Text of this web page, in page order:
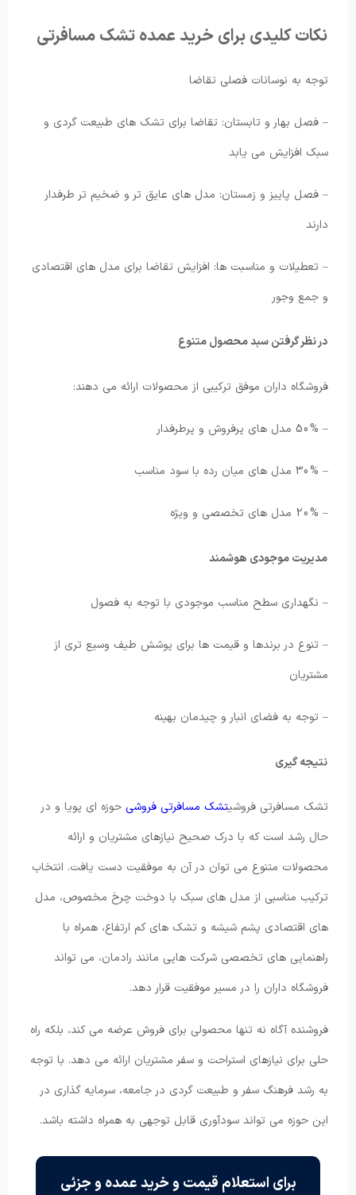
نکات کلیدی برای خرید عمده تشک مسافرتی
توجه به نوسانات فصلی تقاضا
– فصل بهار و تابستان: تقاضا برای تشک های طبیعت گردی و
سبک افزایش می یابد
– فصل پاییز و زمستان: مدل های عایق تر و ضخیم تر طرفدار
دارند
– تعطیلات و مناسبت ها: افزایش تقاضا برای مدل های اقتصادی
و جمع وجور
در نظر گرفتن سبد محصول متنوع
فروشگاه داران موفق ترکیبی از محصولات ارائه می دهند:
– 50% مدل های پرفروش و پرطرفدار
– 30% مدل های میان رده با سود مناسب
– 20% مدل های تخصصی و ویژه
مدیریت موجودی هوشمند
– نگهداری سطح مناسب موجودی با توجه به فصول
– تنوع در برندها و قیمت ها برای پوشش طیف وسیع تری از
مشتریان
– توجه به فضای انبار و چیدمان بهینه
نتیجه گیری
تشک مسافرتی فروشیتشک مسافرتی فروشی حوزه ای پویا و در
حال رشد است که با درک صحیح نیازهای مشتریان و ارائه
محصولات متنوع می توان در آن به موفقیت دست یافت. انتخاب
ترکیب مناسبی از مدل های سبک با دوخت چرخ مخصوص، مدل
های اقتصادی پشم شیشه و تشک های کم ارتفاع، همراه با
راهنمایی های تخصصی شرکت هایی مانند رادمان، می تواند
فروشگاه داران را در مسیر موفقیت قرار دهد.
فروشنده آگاه نه تنها محصولی برای فروش عرضه می کند، بلکه راه
حلی برای نیازهای استراحت و سفر مشتریان ارائه می دهد. با توجه
به رشد فرهنگ سفر و طبیعت گردی در جامعه، سرمایه گذاری در
این حوزه می تواند سودآوری قابل توجهی به همراه داشته باشد.
برای استعلام قیمت و خرید عمده و جزئی